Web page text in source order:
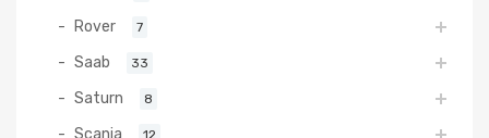
Rover 7
Saab 33
Saturn 8
Scania 12